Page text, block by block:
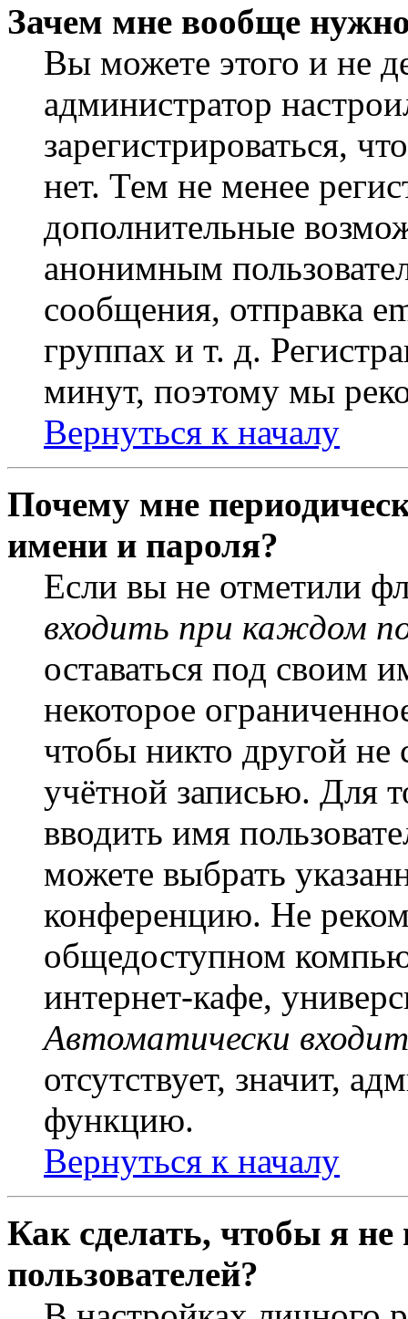
Зачем мне вообще
Вы можете этого и не
администратор
зарегистрироваться,
нет. Тем не менее
дополнительные
анонимным
сообщения, отправка
группах и т. д.
минут, поэтому мы
Вернуться к началу
Почему мне
имени и пароля?
Если вы не отметили
входить при каждом
оставаться под своим
некоторое
чтобы никто другой не
учётной записью. Для
вводить имя
можете выбрать
конференцию. Не
общедоступном
интернет-кафе,
Автоматически
отсутствует, значит,
функцию.
Вернуться к началу
Как сделать, чтобы я
пользователей?